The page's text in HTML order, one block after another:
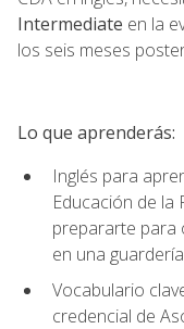
Intermediate en la
los seis meses
Lo que aprenderás:
Inglés para
Educación de la
prepararte para
en una
Vocabulario
credencial de